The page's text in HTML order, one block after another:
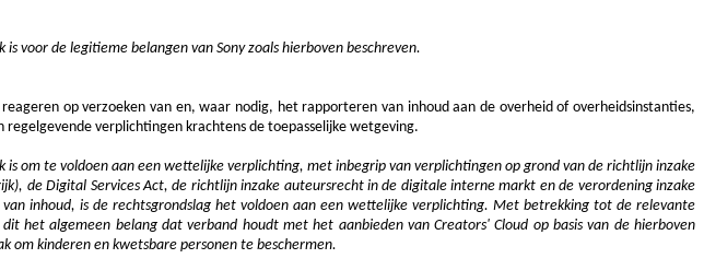
voor de legitieme belangen van Sony zoals hierboven beschreven.
op verzoeken van en, waar nodig, het rapporteren van inhoud aan de overheid of overheidsinstanties,
verplichtingen krachtens de toepasselijke wetgeving.
is om te voldoen aan een wettelijke verplichting, met inbegrip van verplichtingen op grond van de richtlijn inzake
de Digital Services Act, de richtlijn inzake auteursrecht in de digitale interne markt en de verordening inzake
inhoud, is de rechtsgrondslag het voldoen aan een wettelijke verplichting. Met betrekking tot de relevante
het algemeen belang dat verband houdt met het aanbieden van Creators' Cloud op basis van de hierboven
om kinderen en kwetsbare personen te beschermen.